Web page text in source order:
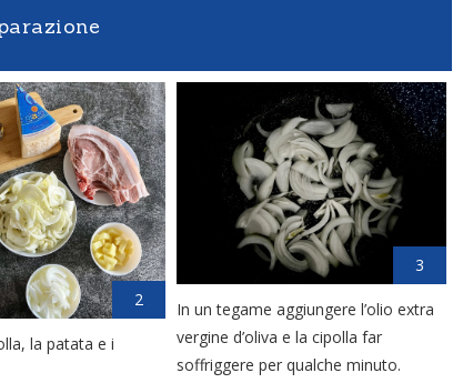
2
la patata e i
3
In un tegame aggiungere l’olio extra
vergine d’oliva e la cipolla far
soffriggere per qualche minuto.